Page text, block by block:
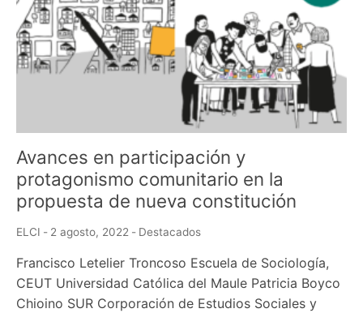
Avances en participación y
protagonismo comunitario en la
propuesta de nueva constitución
ELCI - 2 agosto, 2022 - Destacados
Francisco Letelier Troncoso Escuela de Sociología,
CEUT Universidad Católica del Maule Patricia Boyco
Chioino SUR Corporación de Estudios Sociales y